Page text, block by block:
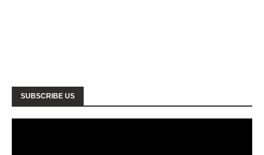
SUBSCRIBE US